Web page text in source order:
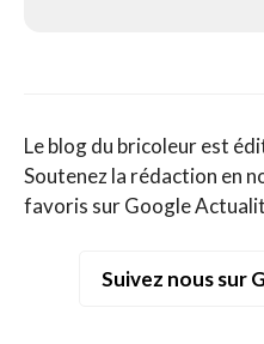
Le blog du bricoleur est
Soutenez la rédaction en
favoris sur Google
Suivez nous sur